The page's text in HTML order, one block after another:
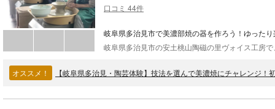
口コミ 44件
岐阜県多治見市で美濃部焼の器を作ろう！ゆった
オススメ！ 【岐阜県多治見・陶芸体験】技法を選んで美濃焼にチャレンジ！